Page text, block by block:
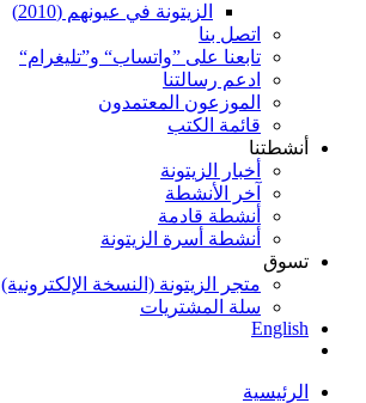
الزيتونة في عيونهم (2010)
اتصل بنا
تابعنا على ”واتساب“ و”تليغرام“
ادعم رسالتنا
الموزعون المعتمدون
قائمة الكتب
أنشطتنا
أخبار الزيتونة
آخر الأنشطة
أنشطة قادمة
أنشطة أسرة الزيتونة
تسوق
متجر الزيتونة (النسخة الإلكترونية)
سلة المشتريات
English
الرئيسية